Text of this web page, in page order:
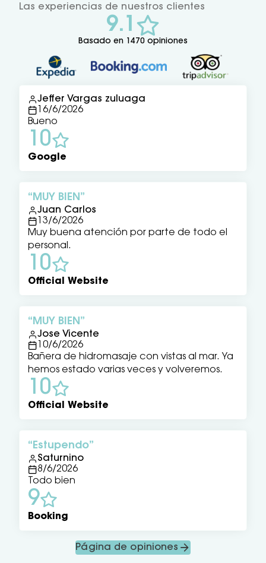
Las experiencias de nuestros clientes
Jeffer Vargas zuluaga
16/6/2026
Bueno
10
Google
MUY BIEN
Juan Carlos
13/6/2026
Muy buena atención por parte de todo el
personal.
10
Official Website
MUY BIEN
Jose Vicente
10/6/2026
Bañera de hidromasaje con vistas al mar. Ya
hemos estado varias veces y volveremos.
10
Official Website
Estupendo
Saturnino
8/6/2026
Todo bien
9
Booking
Página de opiniones
9.1
Basado en 1470 opiniones